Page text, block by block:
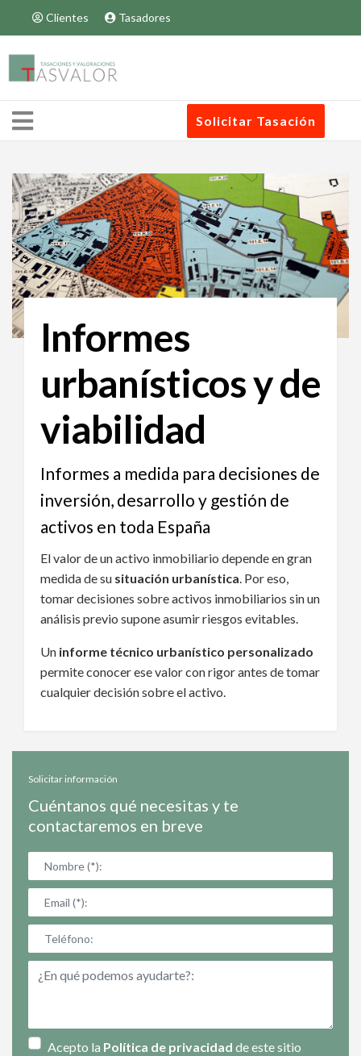
Clientes Tasadores
Solicitar Tasación
Informes
urbanísticos y de
viabilidad
Informes a medida para decisiones de
inversión, desarrollo y gestión de
activos en toda España
El valor de un activo inmobiliario depende en gran
medida de su situación urbanística. Por eso,
tomar decisiones sobre activos inmobiliarios sin un
análisis previo supone asumir riesgos evitables.
Un informe técnico urbanístico personalizado
permite conocer ese valor con rigor antes de tomar
cualquier decisión sobre el activo.
Solicitar información
Cuéntanos qué necesitas y te
contactaremos en breve
Acepto la Política de privacidad de este sitio